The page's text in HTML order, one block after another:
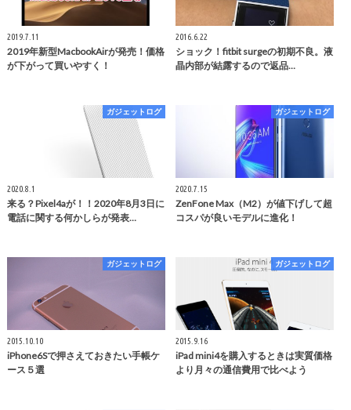
2019.7.11
2019年新型MacbookAirが発売！価格
が下がって買いやすく！
2016.6.22
ショック！fitbit surgeの初期不良。液
晶内部が結露するので返品…
ガジェットログ
2020.8.1
来る？Pixel4aが！！2020年8月3日に
電話に関する何かしらが発表…
ガジェットログ
2020.7.15
ZenFone Max（M2）が値下げして超
コスパが良いモデルに進化！
ガジェットログ
2015.10.10
iPhone6Sで押さえておきたい手帳ケ
ース５選
ガジェットログ
2015.9.16
iPad mini4を購入するときは実質価格
より月々の通信費用で比べよう